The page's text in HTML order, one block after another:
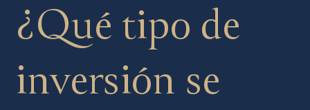
¿Qué tipo de
inversión se